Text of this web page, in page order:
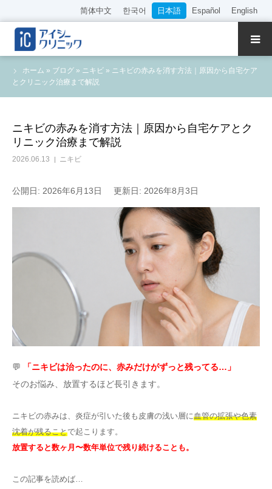
简体中文 한국어 日本語 Español English
ホーム » ブログ » ニキビ » ニキビの赤みを消す方法｜原因から自宅ケア
とクリニック治療まで解説
ニキビの赤みを消す方法｜原因から自宅ケアとク
リニック治療まで解説
2026.06.13 ニキビ
公開日: 2026年6月13日 更新日: 2026年8月3日
💬
「ニキビは治ったのに、赤みだけがずっと残ってる…」
そのお悩み、放置するほど長引きます。
ニキビの赤みは、炎症が引いた後も皮膚の浅い層に血管の拡張や色素
沈着が残ることで起こります。
放置すると数ヶ月〜数年単位で残り続けることも。
この記事を読めば…
クリニック紹介
診療内容
WEB予約
料金表
採用情報
English